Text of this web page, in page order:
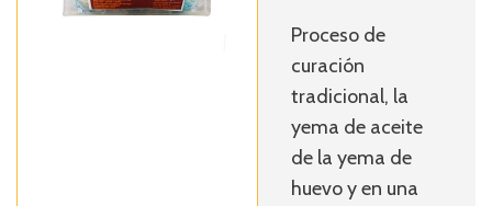
Proceso de
curación
tradicional, la
yema de aceite
de la yema de
huevo y en una